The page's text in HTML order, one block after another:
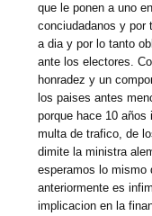
que le ponen a uno
conciudadanos y por
a dia y por lo tanto
ante los electores.
honradez y un
los paises antes
porque hace 10
multa de trafico, de
dimite la ministra
esperamos lo mismo
anteriormente es
implicacion en la